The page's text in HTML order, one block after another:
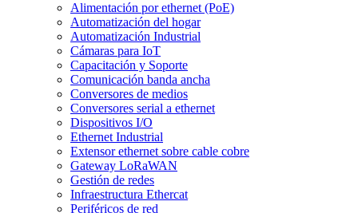
Alimentación por ethernet (PoE)
Automatización del hogar
Automatización Industrial
Cámaras para IoT
Capacitación y Soporte
Comunicación banda ancha
Conversores de medios
Conversores serial a ethernet
Dispositivos I/O
Ethernet Industrial
Extensor ethernet sobre cable cobre
Gateway LoRaWAN
Gestión de redes
Infraestructura Ethercat
Periféricos de red